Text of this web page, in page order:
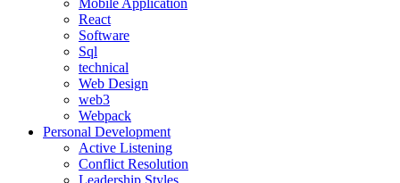
Mobile Application
React
Software
Sql
technical
Web Design
web3
Webpack
Personal Development
Active Listening
Conflict Resolution
Leadership Styles